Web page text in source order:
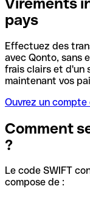
pays
Effectuez des
avec Qonto, sans
frais clairs et d'un
maintenant vos
Ouvrez un
Comment
?
Le code SWIFT
compose de :